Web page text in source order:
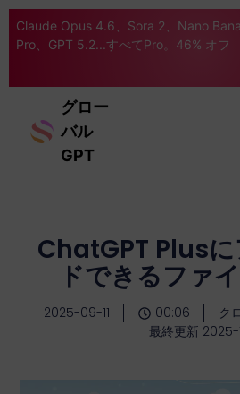
Claude Opus 4.6、Sora 2、Nano
Pro、GPT 5.2...すべてPro。46% オフ
グロー
バル
GPT
ChatGPT Plus
ドできるファ
2025-09-11 00:06
ク
最終更新 2025-